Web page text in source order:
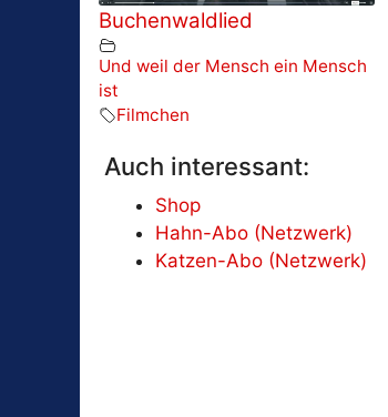
Buchenwaldlied
Und weil der Mensch ein Mensch
ist
Filmchen
Auch interessant:
Shop
Hahn-Abo (Netzwerk)
Katzen-Abo (Netzwerk)